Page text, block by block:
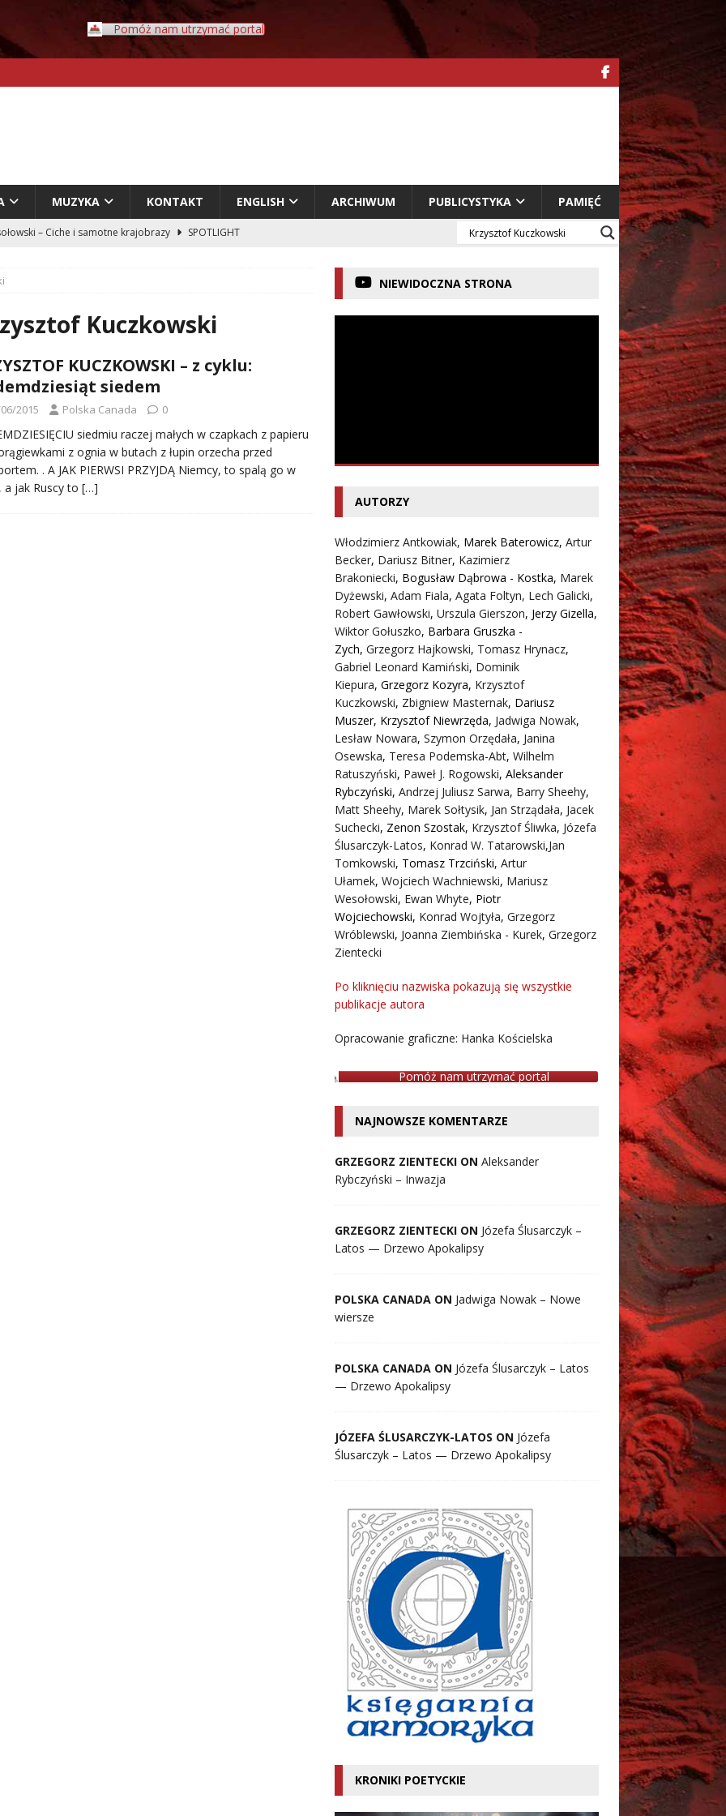
Pomóż nam utrzymać portal
MUZYKA KONTAKT ENGLISH ARCHIWUM PUBLICYSTYKA PAMIĘĆ
– Ciche i samotne krajobrazy
SPOTLIGHT
– Przyklejeni odklejeni.
– Człowiek w świecie rozpadających się znaczeń
– Dziennik – Wyspy Kanaryjskie FELIETON
Kuczkowski
KUCZKOWSKI – z cyklu:
siedem
2015 Polska Canada 0
siedmiu raczej małych w czapkach z papieru
z ognia w butach z łupin orzecha przed
. A JAK PIERWSI PRZYJDĄ Niemcy, to spalą go w
a jak Ruscy to […]
NIEWIDOCZNA STRONA
AUTORZY
Włodzimierz Antkowiak, Marek Baterowicz, Artur
Becker, Dariusz Bitner, Kazimierz
Brakoniecki, Bogusław Dąbrowa - Kostka, Marek
Dyżewski, Adam Fiala, Agata Foltyn, Lech Galicki,
Robert Gawłowski, Urszula Gierszon, Jerzy Gizella,
Wiktor Gołuszko, Barbara Gruszka -
Zych, Grzegorz Hajkowski, Tomasz Hrynacz,
Gabriel Leonard Kamiński, Dominik
Kiepura, Grzegorz Kozyra, Krzysztof
Kuczkowski, Zbigniew Masternak, Dariusz
Muszer, Krzysztof Niewrzęda, Jadwiga Nowak,
Lesław Nowara, Szymon Orzędała, Janina
Osewska, Teresa Podemska-Abt, Wilhelm
Ratuszyński, Paweł J. Rogowski, Aleksander
Rybczyński, Andrzej Juliusz Sarwa, Barry Sheehy,
Matt Sheehy, Marek Sołtysik, Jan Strządała, Jacek
Suchecki, Zenon Szostak, Krzysztof Śliwka, Józefa
Ślusarczyk-Latos, Konrad W. Tatarowski,Jan
Tomkowski, Tomasz Trzciński, Artur
Ułamek, Wojciech Wachniewski, Mariusz
Wesołowski, Ewan Whyte, Piotr
Wojciechowski, Konrad Wojtyła, Grzegorz
Wróblewski, Joanna Ziembińska - Kurek, Grzegorz
Zientecki
Po kliknięciu nazwiska pokazują się wszystkie
publikacje autora
Opracowanie graficzne: Hanka Kościelska
Pomóż nam utrzymać portal
NAJNOWSZE KOMENTARZE
GRZEGORZ ZIENTECKI ON Aleksander
Rybczyński – Inwazja
GRZEGORZ ZIENTECKI ON Józefa Ślusarczyk –
Latos — Drzewo Apokalipsy
POLSKA CANADA ON Jadwiga Nowak – Nowe
wiersze
POLSKA CANADA ON Józefa Ślusarczyk – Latos
— Drzewo Apokalipsy
JÓZEFA ŚLUSARCZYK-LATOS ON Józefa
Ślusarczyk – Latos — Drzewo Apokalipsy
KRONIKI POETYCKIE